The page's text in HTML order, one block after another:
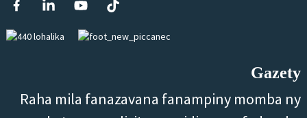
Gazety
Raha mila fanazavana fanampiny momba ny